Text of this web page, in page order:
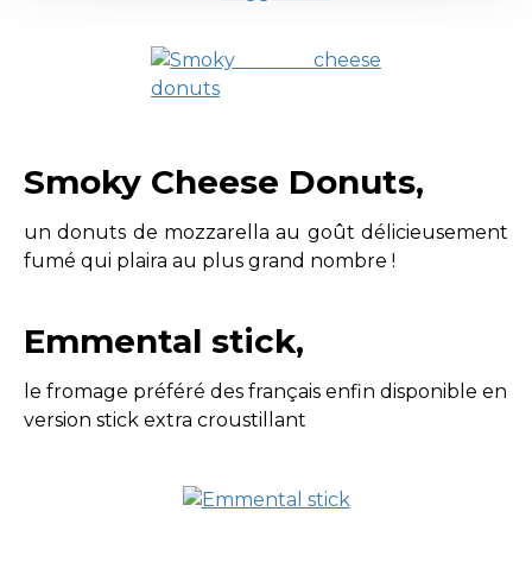
Smoky Cheese Donuts,
un donuts de mozzarella au goût délicieusement
fumé qui plaira au plus grand nombre !
Emmental stick,
le fromage préféré des français enfin disponible en
version stick extra croustillant